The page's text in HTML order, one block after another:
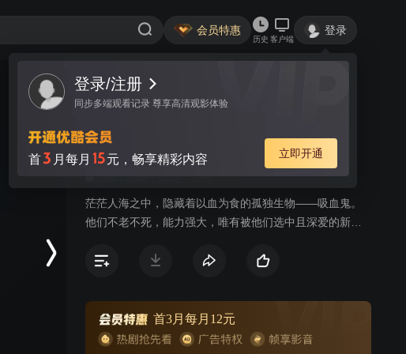
会员特惠
历史 客户端
登录
登录/注册
同步多端观看记录 尊享高清观影体验
首3 月每月 15元，畅享精彩内容 立即开通
视频 讨论
暗夜新娘
搞笑 轻松
茫茫人海之中，隐藏着以血为食的孤独生物——吸血鬼。
他们不老不死，能力强大，唯有被他们选中且深爱的新娘
途中被意外冲出的豪车撞了，昏迷时隐约听见有个声音在
放下心的她却不知向以轩其实是隐藏在人群中的吸血鬼，
认出了她是自己前世的准新娘，已将她视为自己的所有
首3月每月12元